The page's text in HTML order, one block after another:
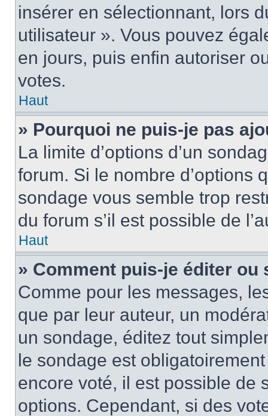
insérer en sélectionnant, lors
utilisateur ». Vous pouvez
en jours, puis enfin autoriser
votes.
Haut
» Pourquoi ne puis-je pas
La limite d’options d’un
forum. Si le nombre d’options
sondage vous semble trop
du forum s’il est possible de
Haut
» Comment puis-je éditer ou
Comme pour les messages,
que par leur auteur, un
un sondage, éditez tout
le sondage est
encore voté, il est possible de
options. Cependant, si des